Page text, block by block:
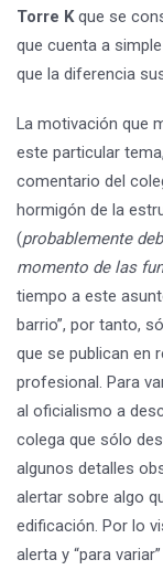
Torre Kque se
que cuenta a
que la diferencia
La motivación que
este particular
comentario del
hormigón de la
(probablemente
momento de las
tiempo a este
barrio”, por tanto,
que se publican en
profesional. Para
al oficialismo a
colega que sólo
algunos detalles
alertar sobre algo
edificación. Por lo
alerta y “para